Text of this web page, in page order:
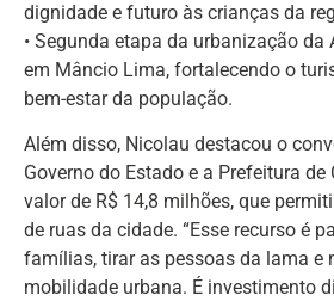
dignidade e futuro às crianças da
• Segunda etapa da urbanização da
em Mâncio Lima, fortalecendo o
bem-estar da população.
Além disso, Nicolau destacou o
Governo do Estado e a Prefeitura de
valor de R$ 14,8 milhões, que
de ruas da cidade. “Esse recurso é
famílias, tirar as pessoas da lama e
mobilidade urbana. É investimento